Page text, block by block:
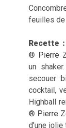
feuilles de
Recette :
® Pierre
un
secouer
cocktail,
Highball
® Pierre
d’une